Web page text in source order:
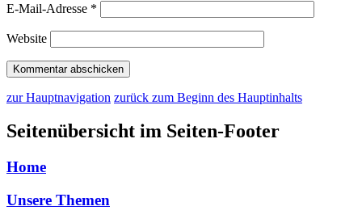
E-Mail-Adresse *
Website
zur Hauptnavigation zurück zum Beginn des Hauptinhalts
Seitenübersicht im Seiten-Footer
Home
Unsere Themen